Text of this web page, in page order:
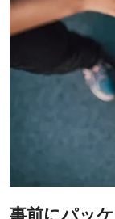
事前にパッ